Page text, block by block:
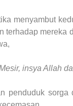
menyambut
terhadap mereka
insya Allah
penduduk